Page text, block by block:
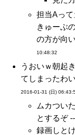
担当Aっ
きゅーぶ
の方が向
10:48:32
うおいｗ朝起
てしまったわ
2016-01-31 (日)
ムカつい
とするぞ --
録画しと